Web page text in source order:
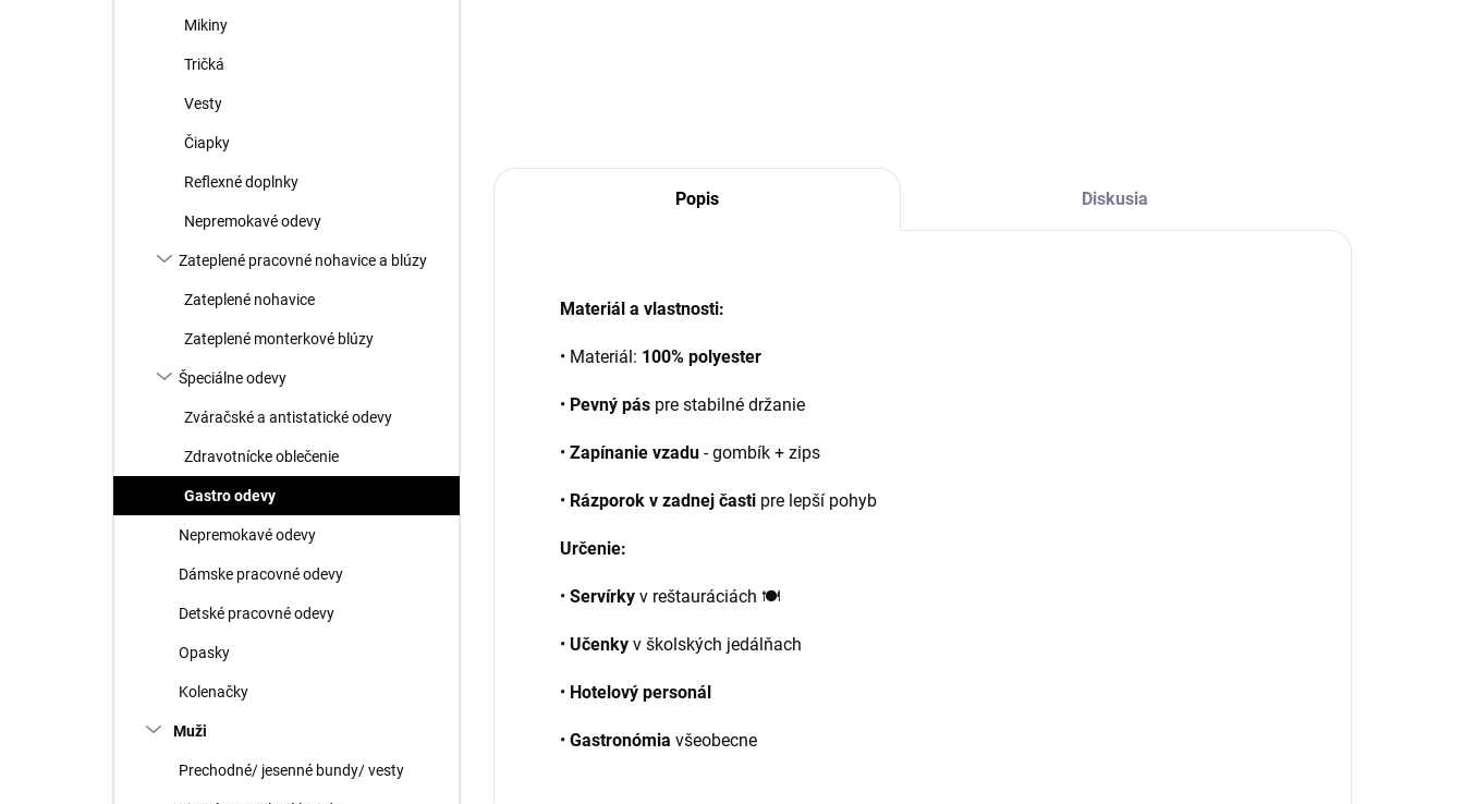
Mikiny
Tričká
Vesty
Čiapky
Reflexné doplnky
Nepremokavé odevy
Zateplené pracovné nohavice a blúzy
Zateplené nohavice
Zateplené monterkové blúzy
Špeciálne odevy
Zváračské a antistatické odevy
Zdravotnícke oblečenie
Gastro odevy
Nepremokavé odevy
Dámske pracovné odevy
Detské pracovné odevy
Opasky
Kolenačky
Muži
Prechodné/ jesenné bundy/ vesty
Popis Diskusia
Materiál a vlastnosti:
• Materiál: 100% polyester
• Pevný pás pre stabilné držanie
• Zapínanie vzadu - gombík + zips
• Rázporok v zadnej časti pre lepší pohyb
Určenie:
• Servírky v reštauráciách 🍽️
• Učenky v školských jedálňach
• Hotelový personál
• Gastronómia všeobecne